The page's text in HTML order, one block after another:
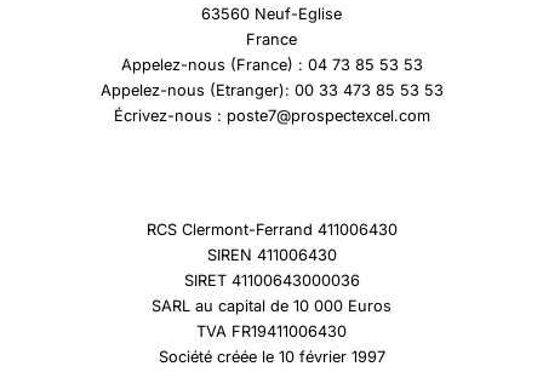
63560 Neuf-Eglise
France
Appelez-nous (France) : 04 73 85 53 53
Appelez-nous (Etranger): 00 33 473 85 53 53
Écrivez-nous : poste7@prospectexcel.com
RCS Clermont-Ferrand 411006430
SIREN 411006430
SIRET 41100643000036
SARL au capital de 10 000 Euros
TVA FR19411006430
Société créée le 10 février 1997